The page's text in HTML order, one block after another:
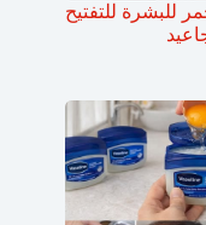
للبشرة للتفتيح